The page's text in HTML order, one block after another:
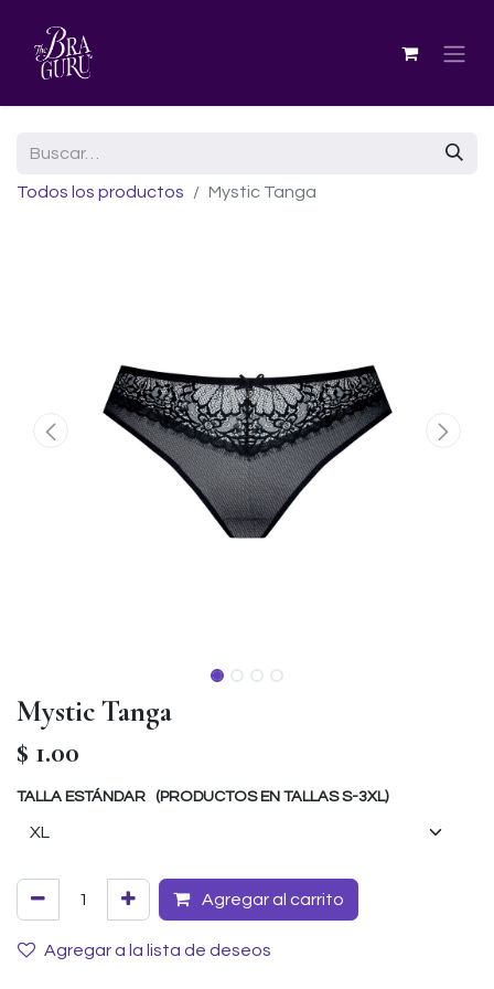
Todos los productos Mystic Tanga
Mystic Tanga
$ 1.00
TALLA ESTÁNDAR (PRODUCTOS EN TALLAS S-3XL)
Agregar al carrito
Agregar a la lista de deseos